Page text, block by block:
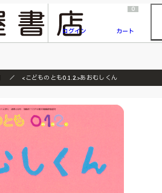
『ONE PIECE magazine 021 ONE PIECEカード付き同梱版』発売延期のご案内
ログイン
0
カート
<こどものとも0.1.2.>あおむしくん